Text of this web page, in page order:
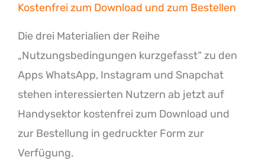
Kostenfrei zum Download und zum Bestellen
Die drei Materialien der Reihe
„Nutzungsbedingungen kurzgefasst“ zu den
Apps WhatsApp, Instagram und Snapchat
stehen interessierten Nutzern ab jetzt auf
Handysektor kostenfrei zum Download und
zur Bestellung in gedruckter Form zur
Verfügung.